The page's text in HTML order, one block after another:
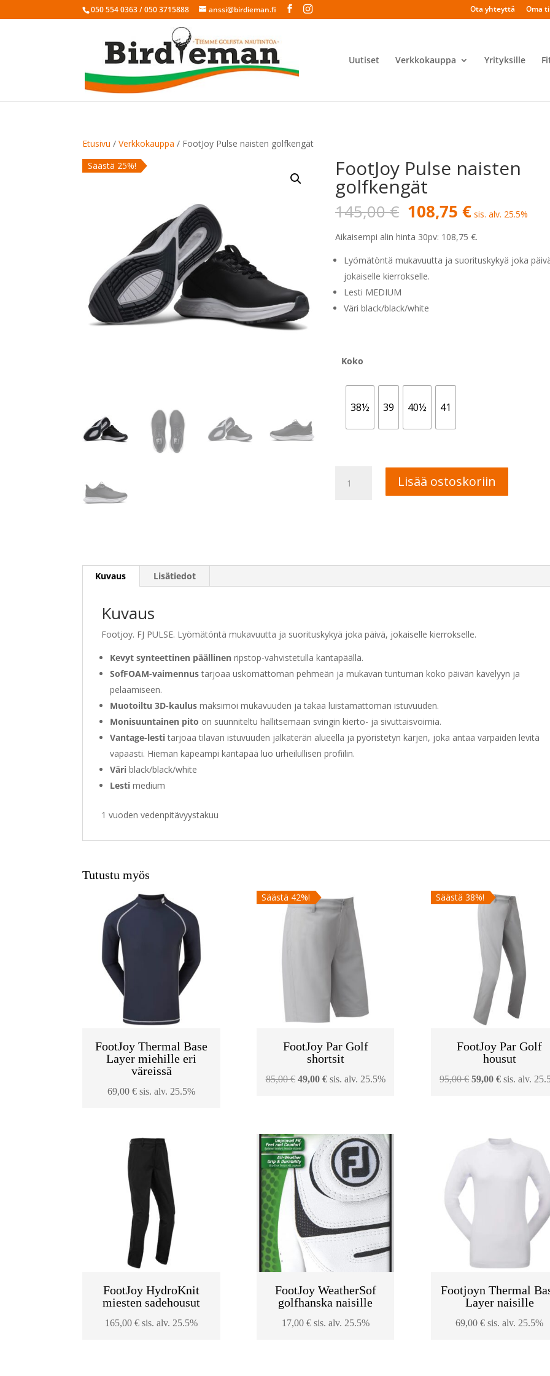
050 554 0363 / 050 3715888 anssi@birdieman.fi Ota yhteyttä Oma
Uutiset Verkkokauppa Yrityksille
Etusivu /Verkkokauppa / FootJoy Pulse naisten golfkengät
Säästä 25%!
FootJoy Pulse naisten
golfkengät
145,00€ Alkuperäinen
hinta
oli:
145,00 €.
108,75€Nykyinen
hinta
on:
108,75 €.
sis. alv. 25.5%
Aikaisempi alin hinta 30pv: 108,75€.
Lyömätöntä mukavuutta ja suorituskykyä joka
jokaiselle kierrokselle.
Lesti MEDIUM
Väri black/black/white
Koko
38½ 39 40½ 41
Pulse
Lisää ostoskoriin
i
Kuvaus Lisätiedot
Kuvaus
Footjoy. FJ PULSE. Lyömätöntä mukavuutta ja suorituskykyä joka päivä, jokaiselle kierrokselle.
Kevyt synteettinen päällinen ripstop-vahvistetulla kantapäällä.
SofFOAM-vaimennustarjoaa uskomattoman pehmeän ja mukavan tuntuman koko päivän kävelyyn ja
pelaamiseen.
Muotoiltu 3D-kaulus maksimoi mukavuuden ja takaa luistamattoman istuvuuden.
Monisuuntainen pito on suunniteltu hallitsemaan svingin kierto- ja sivuttaisvoimia.
Vantage-lestitarjoaa tilavan istuvuuden jalkaterän alueella ja pyöristetyn kärjen, joka antaa varpaiden levitä
vapaasti. Hieman kapeampi kantapää luo urheilullisen profiilin.
Väri black/black/white
Lesti medium
1 vuoden vedenpitävyystakuu
Tutustu myös
FootJoy Thermal Base
Layer miehille eri
väreissä
69,00€ sis. alv. 25.5%
Säästä 42%!
FootJoy Par Golf
shortsit
85,00€ Alkuperäinen
49,00 €Nykyinen
sis. alv. 25.5%
Säästä 38%!
FootJoy Par Golf
housut
95,00€ Alkuperäinen
59,00€Nykyinen
sis. alv.
FootJoy HydroKnit
miesten sadehousut
165,00€ sis. alv. 25.5%
FootJoy WeatherSof
golfhanska naisille
17,00 € sis. alv. 25.5%
Footjoyn Thermal
Layer naisille
69,00€ sis. alv. 25.5%